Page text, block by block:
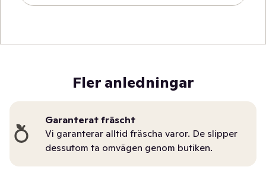
Fler anledningar
Garanterat fräscht
Vi garanterar alltid fräscha varor. De slipper
dessutom ta omvägen genom butiken.